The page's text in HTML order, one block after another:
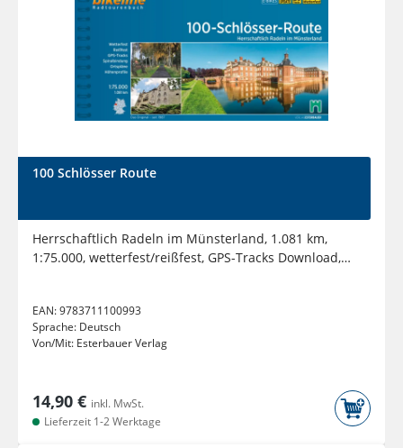
100 Schlösser Route
Herrschaftlich Radeln im Münsterland, 1.081 km,
1:75.000, wetterfest/reißfest, GPS-Tracks Download,
EAN:9783711100993
Sprache: Deutsch
Von/Mit: Esterbauer Verlag
14,90 € inkl. MwSt.
Lieferzeit 1-2 Werktage